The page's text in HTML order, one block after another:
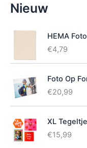
i
b
r
Nieuw
HEMA
€4,79
Foto Op
€20,99
XL
€15,99